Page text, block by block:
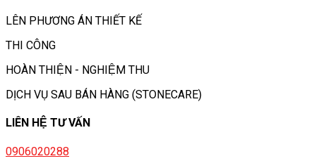
LÊN PHƯƠNG ÁN THIẾT KẾ
THI CÔNG
HOÀN THIỆN - NGHIỆM THU
DỊCH VỤ SAU BÁN HÀNG (STONECARE)
LIÊN HỆ TƯ VẤN
0906020288